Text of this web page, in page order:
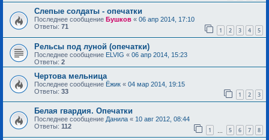
Слепые солдаты - опечатки
Последнее сообщение Бушков « 06 апр 2014, 17:10
Ответы: 71 1 2 3 4 5
Рельсы под луной (опечатки)
Последнее сообщение ELVIG « 06 апр 2014, 15:23
Ответы: 2
Чертова мельница
Последнее сообщение Ёжик « 04 мар 2014, 19:15
Ответы: 33 1 2 3
Белая гвардия. Опечатки
Последнее сообщение Данила « 10 авг 2012, 08:44
Ответы: 112 1 5 6 7 8